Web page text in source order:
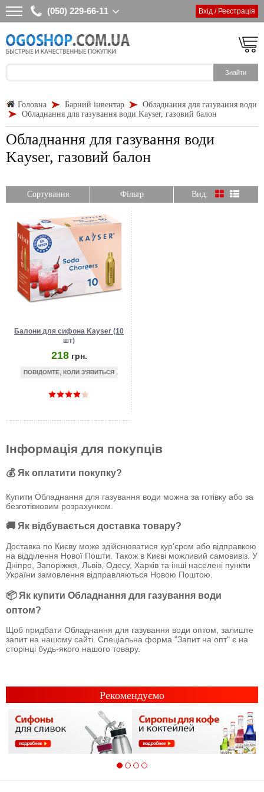
(050) 229-66-11 Вхід / Реєстрація
Головна Барний інвентар
Обладнання для газування води
Обладнання для газування води Kayser, газовий балон
Обладнання для газування води
Kayser, газовий балон
Сортування Фільтр Вид:
Балони для сифона Kayser (10
шт)
218 грн.
ПОВІДОМТЕ, КОЛИ З'ЯВИТЬСЯ
Інформація для покупців
💰 Як оплатити покупку?
Купити Обладнання для газування води можна за готівку або за
безготівковим розрахунком.
🚚 Як відбувається доставка товару?
Доставка по Києву може здійснюватися кур'єром або відправкою
на відділення Нової Пошти. Також в Києві можливий самовивіз. У
Дніпро, Запоріжжя, Львів, Одесу, Харків та інші населені пункти
України замовлення відправляються Новою Поштою.
📦 Як купити Обладнання для газування води
оптом?
Щоб придбати Обладнання для газування води оптом, залиште
запит на нашому сайті. Спеціальна форма "Запит на опт" є на
сторінці будь-якого нашого товару.
Рекомендуємо